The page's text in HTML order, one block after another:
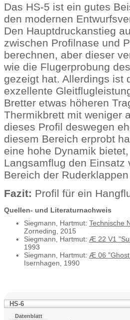
Das HS-5 ist ein gutes
den modernen
Den Hauptdruckanstieg
zwischen Profilnase und
berechnen, aber dieser
wie die Flugerprobung
gezeigt hat. Allerdings ist
exzellente
Bretter etwas höheren
Thermikbrett mit weniger
dieses Profil deswegen
diesem Bereich erprobt
eine hohe Dynamik
Langsamflug den Einsatz
Bereich der Ruderklappen
Fazit: Profil für ein
Quellen- und Literaturnachweis
Siegmann, Hartmut: Technische
Zorneding, 2015
Siegmann, Hartmut: Æ 22 V1
1993
Siegmann, Hartmut: Æ 06
Isernhagen, 1990
HS-6
Datenblatt